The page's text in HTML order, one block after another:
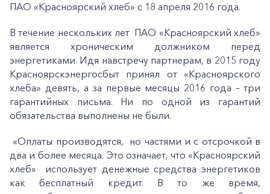
ПАО «Красноярский хлеб» с 18 апреля 2016 года.
В течение нескольких лет ПАО «Красноярский хлеб»
является хроническим должником перед
энергетиками. Идя навстречу партнерам, в 2015 году
Красноярскэнергосбыт принял от «Красноярского
хлеба» девять, а за первые месяцы 2016 года – три
гарантийных письма. Ни по одной из гарантий
обязательства выполнены не были.
«Оплаты производятся, но частями и с отсрочкой в
два и более месяца. Это означает, что «Красноярский
хлеб» использует денежные средства энергетиков
как бесплатный кредит. В то же время,